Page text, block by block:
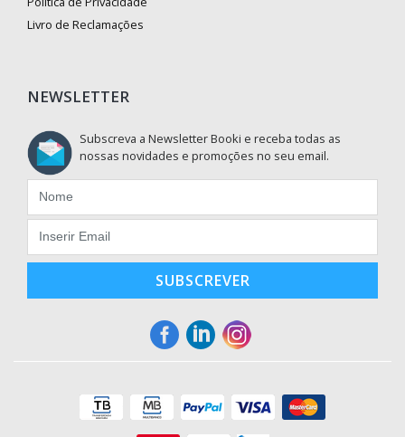
Livro de Reclamações
NEWSLETTER
Subscreva a Newsletter Booki e receba todas as
nossas novidades e promoções no seu email.
SUBSCREVER